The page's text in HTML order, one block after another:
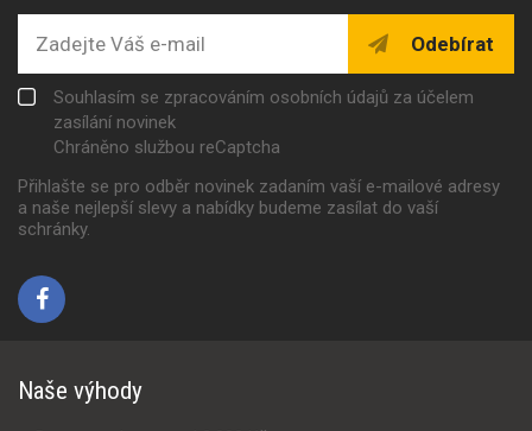
Odebírat
Souhlasím se zpracováním osobních údajů za účelem
zasílání novinek
Chráněno službou reCaptcha
Přihlašte se pro odběr novinek zadaním vaší e-mailové adresy
a naše nejlepší slevy a nabídky budeme zasílat do vaší
schránky.
Naše výhody